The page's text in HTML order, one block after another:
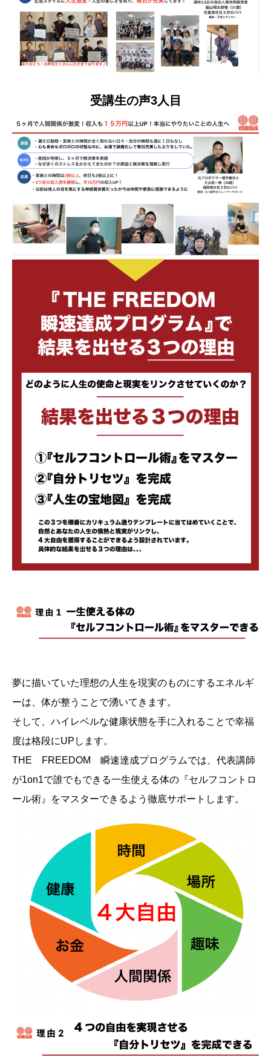
受講生の声3人目
夢に描いていた理想の人生を現実のものにするエネルギ
ーは、体が整うことで湧いてきます。
そして、ハイレベルな健康状態を手に入れることで幸福
度は格段にUPします。
THE FREEDOM 瞬速達成プログラムでは、代表講師
が1on1で誰でもできる一生使える体の『セルフコントロ
ール術』をマスターできるよう徹底サポートします。